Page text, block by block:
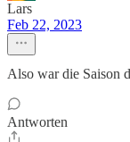
Lars
Feb 22, 2023
Also war die Saison
Antworten